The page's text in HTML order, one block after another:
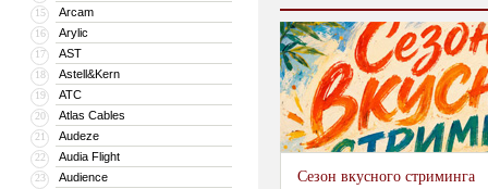
15 Arcam
16 Arylic
17 AST
18 Astell&Kern
19 ATC
20 Atlas Cables
21 Audeze
22 Audia Flight
23 Audience
Сезон вкусного стриминга